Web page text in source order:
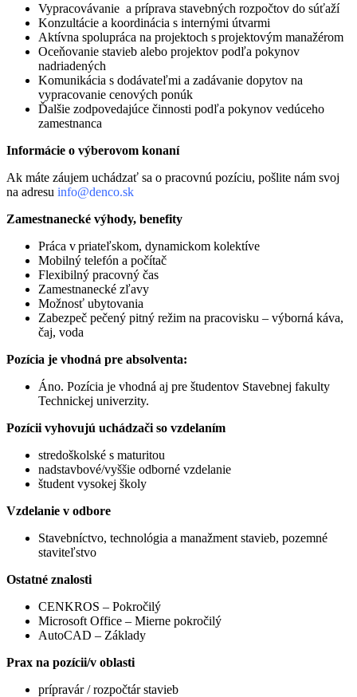
Vypracovávanie a príprava stavebných rozpočtov do súťaží
Konzultácie a koordinácia s internými útvarmi
Aktívna spolupráca na projektoch s projektovým manažérom
Oceňovanie stavieb alebo projektov podľa pokynov
nadriadených
Komunikácia s dodávateľmi a zadávanie dopytov na
vypracovanie cenových ponúk
Ďalšie zodpovedajúce činnosti podľa pokynov vedúceho
zamestnanca
Informácie o výberovom konaní
Ak máte záujem uchádzať sa o pracovnú pozíciu, pošlite nám svoj
na adresu info@denco.sk
Zamestnanecké výhody, benefity
Práca v priateľskom, dynamickom kolektíve
Mobilný telefón a počítač
Flexibilný pracovný čas
Zamestnanecké zľavy
Možnosť ubytovania
Zabezpeč pečený pitný režim na pracovisku – výborná káva,
čaj, voda
Pozícia je vhodná pre absolventa:
Áno. Pozícia je vhodná aj pre študentov Stavebnej fakulty
Technickej univerzity.
Pozícii vyhovujú uchádzači so vzdelaním
stredoškolské s maturitou
nadstavbové/vyššie odborné vzdelanie
študent vysokej školy
Vzdelanie v odbore
Stavebníctvo, technológia a manažment stavieb, pozemné
staviteľstvo
Ostatné znalosti
CENKROS – Pokročilý
Microsoft Office – Mierne pokročilý
AutoCAD – Základy
Prax na pozícii/v oblasti
prípravár / rozpočtár stavieb